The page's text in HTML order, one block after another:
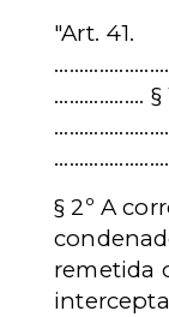
"Art. 41.
.................. §
§ 2º A
remetida